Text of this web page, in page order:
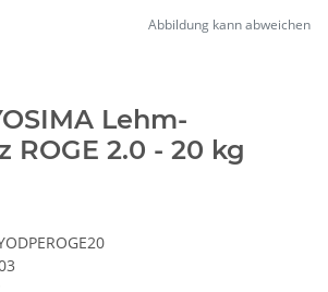
Abbildung kann abweichen
Lehm-
ROGE 2.0 - 20 kg